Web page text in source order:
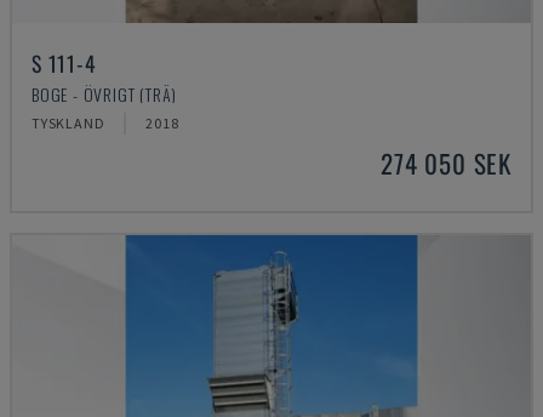
S 111-4
BOGE - ÖVRIGT (TRÄ)
TYSKLAND 2018
274 050 SEK